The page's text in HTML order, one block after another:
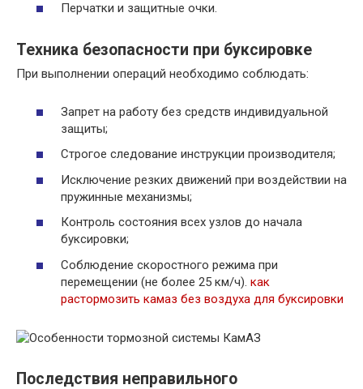
Перчатки и защитные очки.
Техника безопасности при буксировке
При выполнении операций необходимо соблюдать:
Запрет на работу без средств индивидуальной
защиты;
Строгое следование инструкции производителя;
Исключение резких движений при воздействии на
пружинные механизмы;
Контроль состояния всех узлов до начала
буксировки;
Соблюдение скоростного режима при
перемещении (не более 25 км/ч). как
растормозить камаз без воздуха для буксировки
Последствия неправильного